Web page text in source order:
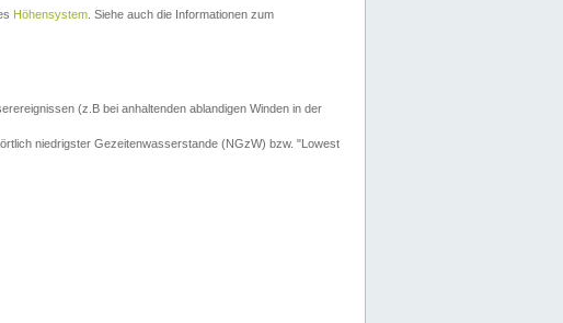
Höhensystem . Siehe auch die Informationen zum
(z.B bei anhaltenden ablandigen Winden in der
niedrigster Gezeitenwasserstande (NGzW) bzw. "Lowest